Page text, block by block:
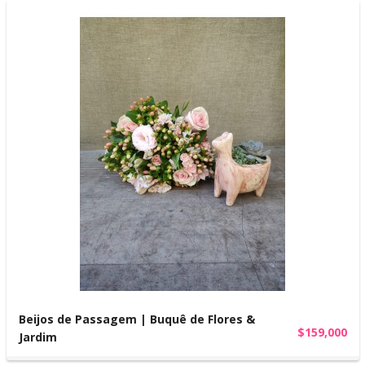
Beijos de Passagem | Buquê de Flores &
Jardim
$159,000